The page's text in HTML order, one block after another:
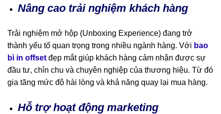
Nâng cao trải nghiệm khách hàng
Trải nghiệm mở hộp (Unboxing Experience) đang trở
thành yếu tố quan trọng trong nhiều ngành hàng. Với bao
bì in offset đẹp mắt giúp khách hàng cảm nhận được sự
đầu tư, chỉn chu và chuyên nghiệp của thương hiệu. Từ đó
gia tăng mức độ hài lòng và khả năng quay lại mua hàng.
Hỗ trợ hoạt động marketing